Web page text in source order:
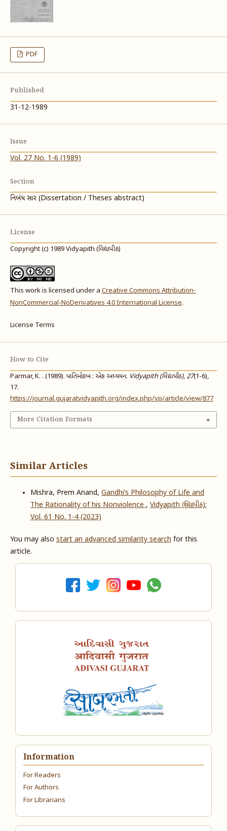
PDF
Published
31-12-1989
Issue
Vol. 27 No. 1-6 (1989)
Section
નિબંધ સાર (Dissertation / Theses abstract)
License
Copyright (c) 1989 Vidyapith (વિદ્યાપીઠ)
This work is licensed under a Creative Commons Attribution-
NonCommercial-NoDerivatives 4.0 International License.
License Terms
How to Cite
Parmar, K. . (1989). પાતિમોકખ : એક અધ્યયન. Vidyapith (વિદ્યાપીઠ),27(1-6),
17.
https://journal.gujaratvidyapith.org/index.php/vp/article/view/877
More Citation Formats
Similar Articles
Mishra, Prem Anand, Gandhi’s Philosophy of Life and
The Rationality of his Nonviolence, Vidyapith (વિદ્યાપીઠ):
Vol. 61 No. 1-4 (2023)
You may also start an advanced similarity searchfor this
article.
Information
For Readers
For Authors
For Librarians